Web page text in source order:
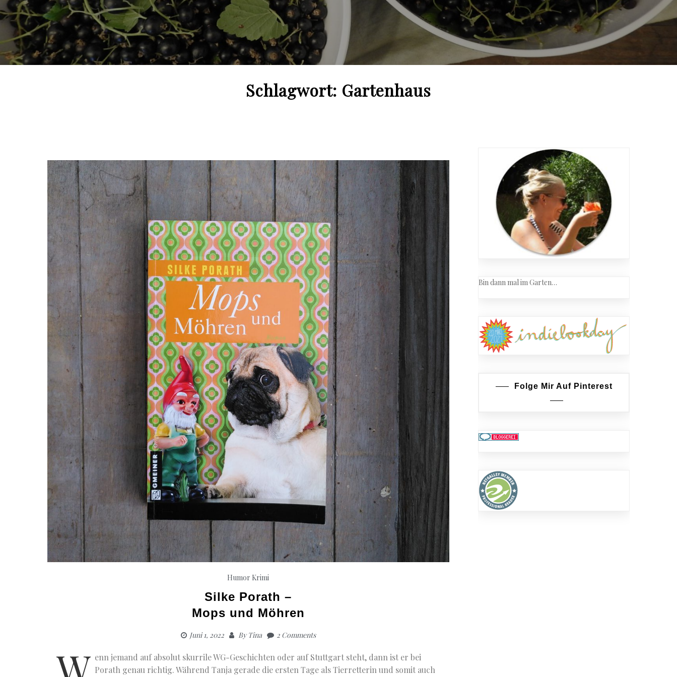
Schlagwort: Gartenhaus
Humor Krimi
Silke Porath –
Mops und Möhren
Juni 1, 2022 ByTina 2 Comments
enn jemand auf absolut skurrile WG-Geschichten oder auf Stuttgart steht, dann ist er bei
Porath genau richtig. Während Tanja gerade die ersten Tage als Tierretterin und somit auch
Bin dann mal im Garten…
Folge Mir Auf Pinterest